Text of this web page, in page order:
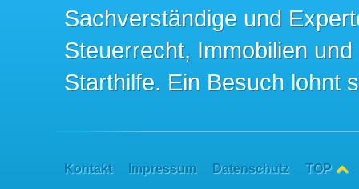
Sachverständige und
Steuerrecht, Immobilien
Starthilfe. Ein Besuch lohnt
Kontakt Impressum Datenschutz TOP